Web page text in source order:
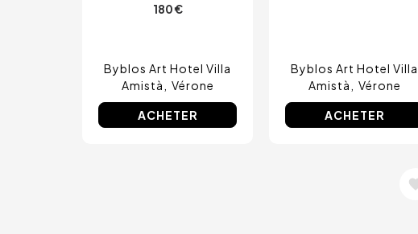
180 €
Byblos Art Hotel Villa
Amistà
Vérone
ACHETER
Byblos Art Hotel Villa
Amistà
Vérone
ACHETER